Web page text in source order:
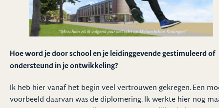
Hoe word je door school en je leidinggevende gestimuleerd of
ondersteund in je ontwikkeling?
Ik heb hier vanaf het begin veel vertrouwen gekregen. Een
voorbeeld daarvan was de diplomering. Ik werkte hier nog